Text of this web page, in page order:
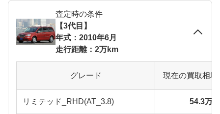
査定時の条件
【3代目】
年式：2010年6月
走行距離：2万km
グレード 現在の買取相
リミテッド_RHD(AT_3.8) 54.3万